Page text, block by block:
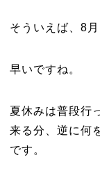
そういえば、8
早いですね。
夏休みは普段行
来る分、逆に何
です。